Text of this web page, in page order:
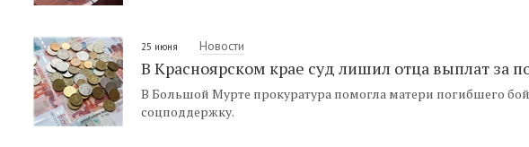
25 июня Новости
В Красноярском крае суд лишил отца выплат за
В Большой Мурте прокуратура помогла матери погибшего
соцподдержку.